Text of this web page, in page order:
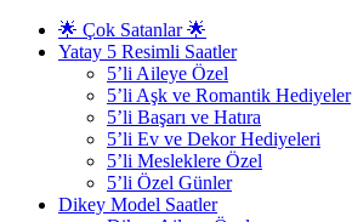
🌟 Çok Satanlar 🌟
Yatay 5 Resimli Saatler
5’li Aileye Özel
5’li Aşk ve Romantik Hediyeler
5’li Başarı ve Hatıra
5’li Ev ve Dekor Hediyeleri
5’li Mesleklere Özel
5’li Özel Günler
Dikey Model Saatler